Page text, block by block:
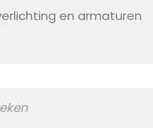
en armaturen